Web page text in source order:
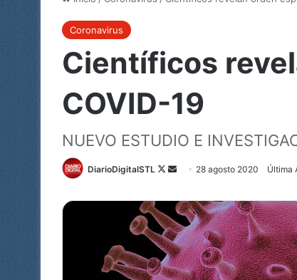
Coronavirus
Científicos
COVID-19
NUEVO ESTUDIO E
DiarioDigitalSTL
Follow
X
Send
email
28 agosto 2020 Última